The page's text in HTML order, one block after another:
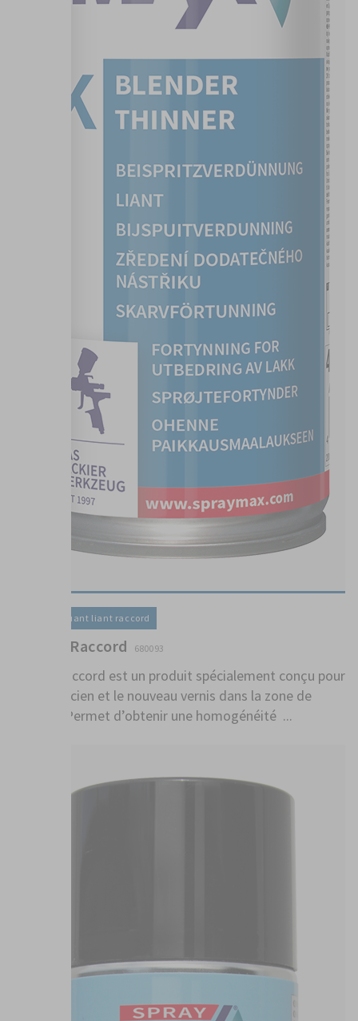
Vernis / Diluant liant raccord
Diluant Raccord 680093
Le liant raccord est un produit spécialement conçu pour
noyer l’ancien et le nouveau vernis dans la zone de
raccord. Permet d’obtenir une homogénéité ...